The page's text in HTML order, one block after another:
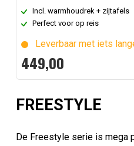
Incl. warmhoudrek + zijtafels
Perfect voor op reis
Leverbaar met iets
449,00
FREESTYLE
De Freestyle serie is mega